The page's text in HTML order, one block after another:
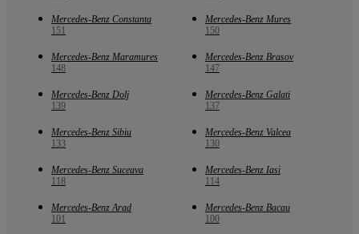
Mercedes-Benz Constanta
151
Mercedes-Benz Mures
150
Mercedes-Benz Maramures
148
Mercedes-Benz Brasov
147
Mercedes-Benz Dolj
139
Mercedes-Benz Galati
137
Mercedes-Benz Sibiu
133
Mercedes-Benz Valcea
130
Mercedes-Benz Suceava
118
Mercedes-Benz Iasi
114
Mercedes-Benz Arad
101
Mercedes-Benz Bacau
100